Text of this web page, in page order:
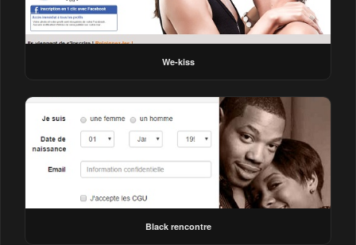
We-kiss
Black rencontre